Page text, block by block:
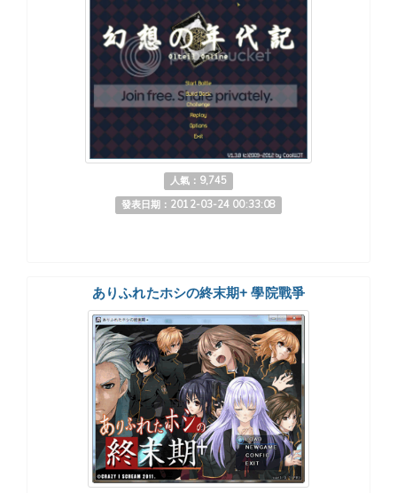
人氣：9,745
發表日期：2012-03-24 00:33:08
ありふれたホシの終末期+ 學院戰爭